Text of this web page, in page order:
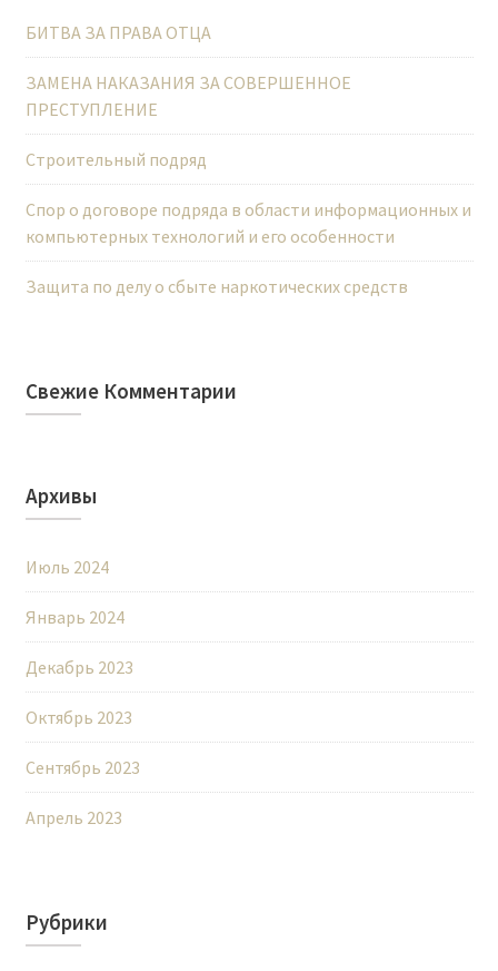
БИТВА ЗА ПРАВА ОТЦА
ЗАМЕНА НАКАЗАНИЯ ЗА СОВЕРШЕННОЕ
ПРЕСТУПЛЕНИЕ
Строительный подряд
Спор о договоре подряда в области информационных и
компьютерных технологий и его особенности
Защита по делу о сбыте наркотических средств
Свежие Комментарии
Архивы
Июль 2024
Январь 2024
Декабрь 2023
Октябрь 2023
Сентябрь 2023
Апрель 2023
Рубрики